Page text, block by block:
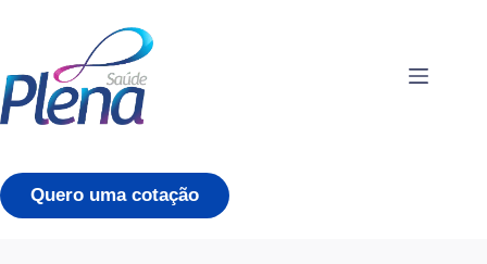
conteúdo
Quero uma cotação